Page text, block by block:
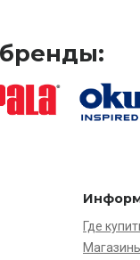
Где